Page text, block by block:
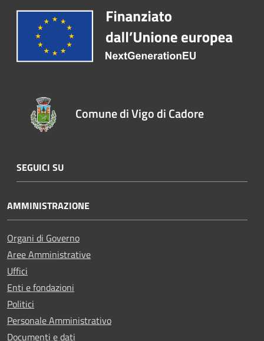
Comune di Vigo di Cadore
SEGUICI SU
AMMINISTRAZIONE
Organi di Governo
Aree Amministrative
Uffici
Enti e fondazioni
Politici
Personale Amministrativo
Documenti e dati